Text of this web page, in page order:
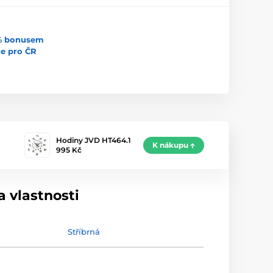
bonusem
pro ČR
Hodiny JVD HT464.1
995 Kč
K nákupu
vlastnosti
Stříbrná